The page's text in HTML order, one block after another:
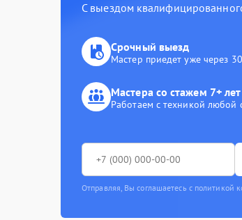
С выездом
Срочный выезд
Мастер приедет уже через
Мастера со стажем 7+ лет
Работаем с техникой любой
Отправляя, Вы соглашаетесь с политикой